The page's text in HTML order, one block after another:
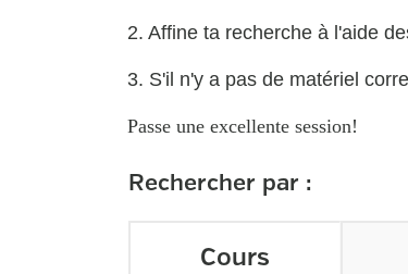
2. Affine ta recherche à l'aide
3. S'il n'y a pas de matériel
Passe une excellente session!
Rechercher par :
Cours